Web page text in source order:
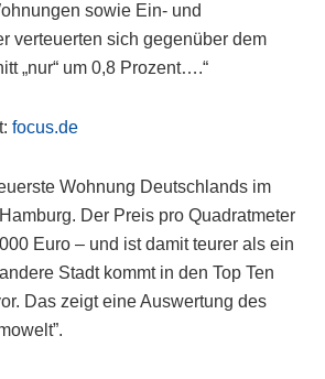
sowie Ein- und
verteuerten sich gegenüber dem
„nur“ um 0,8 Prozent….“
focus.de
Wohnung Deutschlands im
Der Preis pro Quadratmeter
Euro – und ist damit teurer als ein
Stadt kommt in den Top Ten
Das zeigt eine Auswertung des